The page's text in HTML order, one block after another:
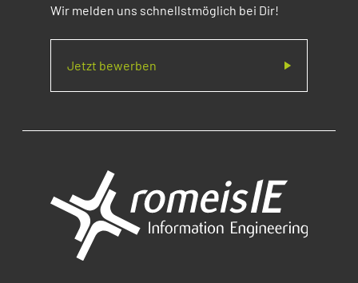
Wir melden uns schnellstmöglich bei Dir!
Jetzt bewerben